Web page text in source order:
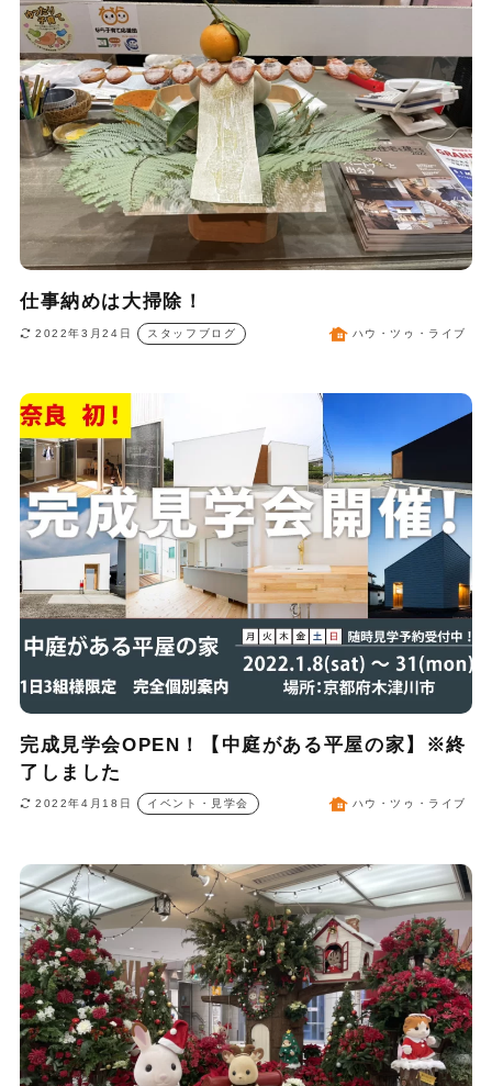
仕事納めは大掃除！
2022年3月24日 スタッフブログ ハウ・ツゥ・ライブ
完成見学会OPEN！【中庭がある平屋の家】※終
了しました
2022年4月18日 イベント・見学会 ハウ・ツゥ・ライブ